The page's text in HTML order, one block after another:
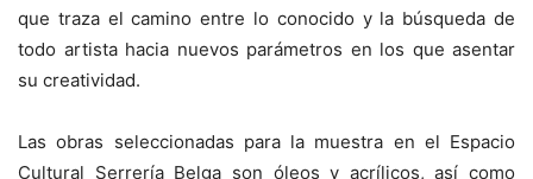
que traza el camino entre lo conocido y la búsqueda de
todo artista hacia nuevos parámetros en los que asentar
su creatividad.
Las obras seleccionadas para la muestra en el Espacio
Cultural Serrería Belga son óleos y acrílicos, así como